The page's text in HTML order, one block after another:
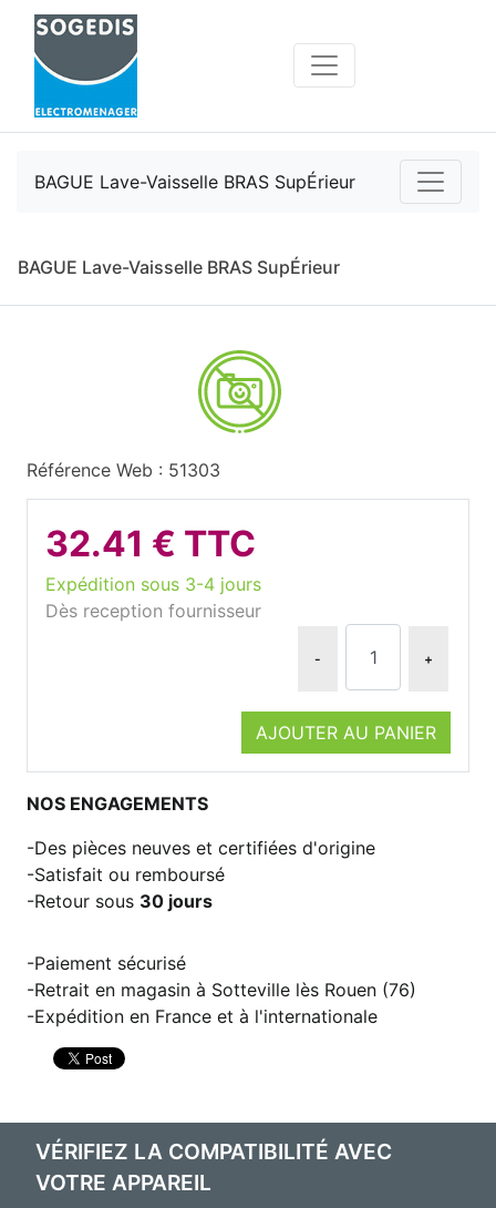
BAGUE Lave-Vaisselle BRAS SupÉrieur
BAGUE Lave-Vaisselle BRAS SupÉrieur
Référence Web : 51303
32.41 € TTC
Expédition sous 3-4 jours
Dès reception fournisseur
- +
AJOUTER AU PANIER
NOS ENGAGEMENTS
Des pièces neuves et certifiées d'origine
Satisfait ou remboursé
Retour sous 30 jours
Paiement sécurisé
Retrait en magasin à Sotteville lès Rouen (76)
Expédition en France et à l'internationale
VÉRIFIEZ LA COMPATIBILITÉ AVEC
VOTRE APPAREIL